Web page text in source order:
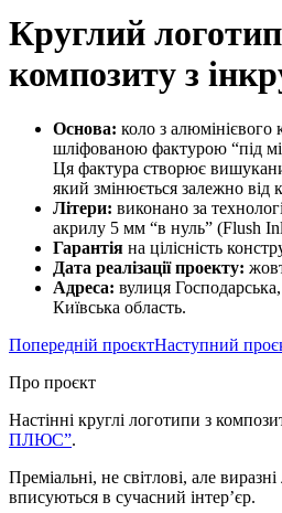
Круглий логотип
композиту з
Основа: коло з алюмінієвого
шліфованою фактурою “під
Ця фактура створює
який змінюється залежно від
Літери: виконано за
акрилу 5 мм “в нуль” (Flush
Гарантія на цілісність
Дата реалізації проекту:
Адреса: вулиця
Київська область.
Попередній проєктНаступний
Про проєкт
Настінні круглі логотипи з
ПЛЮС”.
Преміальні, не світлові, але
вписуються в сучасний інтер’єр.